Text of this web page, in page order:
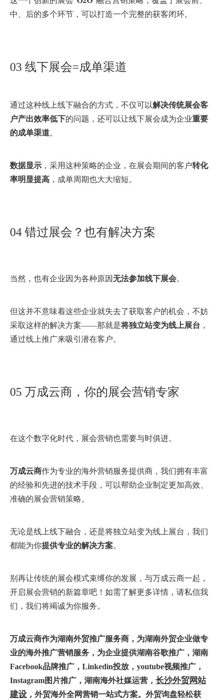
中、后的多个环节，可以打造一个完整的获客闭环。
03 线下展会=成单渠道
通过这种线上线下融合的方式，不仅可以解决传统展会客
户产出效率低下的问题，还可以让线下展会成为企业重要
的成单渠道。
数据显示 ，采用这种策略的企业，在展会期间的客户转化
率明显提高 ，成单周期也大大缩短。
04 错过展会？也有解决方案
当然，也有企业因为各种原因无法参加线下展会。
但这并不意味着这些企业就失去了获取客户的机会，不妨
采取这样的解决方案——那就是将独立站变为线上展台 ，
通过线上推广来吸引潜在客户。
05 万成云商，你的展会营销专家
在这个数字化时代，展会营销也需要与时俱进。
万成云商作为专业的海外营销服务提供商，我们拥有丰富
的经验和先进的技术手段，可以帮助企业制定更加高效、
准确的展会营销策略。
无论是线上线下融合，还是将独立站变为线上展台，我们
都能为你提供专业的解决方案。
别再让传统的展会模式束缚你的发展，与万成云商一起，
开启展会营销的新篇章吧！如需了解更多详情，请私信我
们，我们将竭诚为你服务。
万成云商作为湖南外贸推广服务商 ，为湖南外贸企业做专
业的海外推广营销服务，为企业提供湖南谷歌推广 ，湖南
Facebook品牌推广 ， Linkedin投放 ，youtube视频推广，
Instagram图片推广， 湖南海外社媒运营 ， 长沙外贸网站
建设 ， 外贸海外全网营销一站式方案。外贸询盘轻松获